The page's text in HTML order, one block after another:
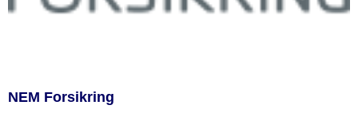
NEM Forsikring